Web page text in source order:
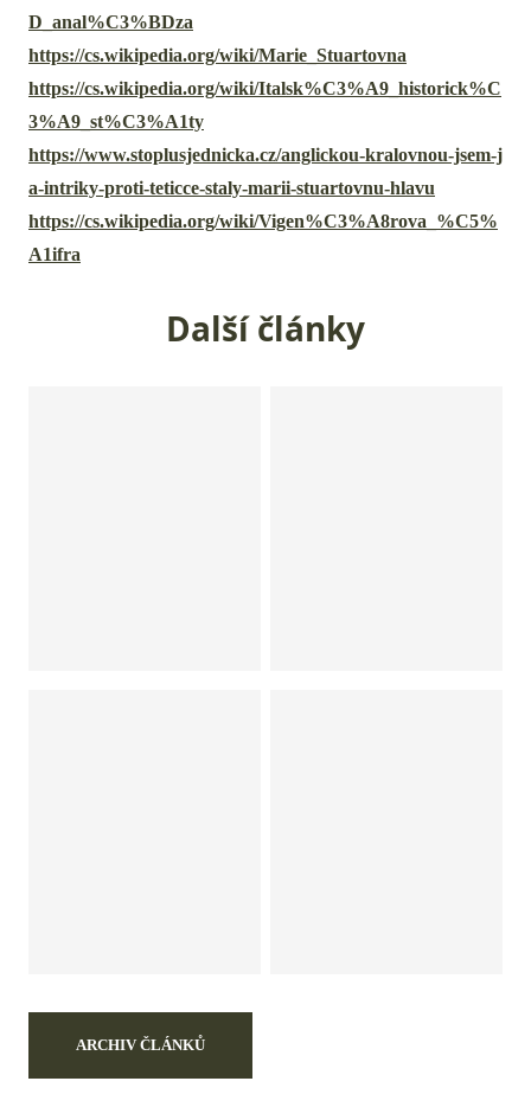
D_anal%C3%BDza
https://cs.wikipedia.org/wiki/Marie_Stuartovna
https://cs.wikipedia.org/wiki/Italsk%C3%A9_historick%C
3%A9_st%C3%A1ty
https://www.stoplusjednicka.cz/anglickou-kralovnou-jsem-j
a-intriky-proti-teticce-staly-marii-stuartovnu-hlavu
https://cs.wikipedia.org/wiki/Vigen%C3%A8rova_%C5%
A1ifra
Další články
ARCHIV ČLÁNKŮ